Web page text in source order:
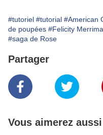
#tutoriel #tutorial #American
de poupées #Felicity
#saga de Rose
Partager
Vous aimerez aussi